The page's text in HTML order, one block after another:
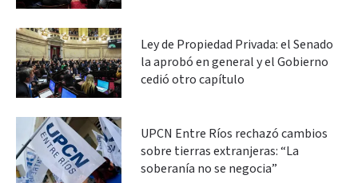
Ley de Propiedad Privada: el Senado
la aprobó en general y el Gobierno
cedió otro capítulo
UPCN Entre Ríos rechazó cambios
sobre tierras extranjeras: “La
soberanía no se negocia”